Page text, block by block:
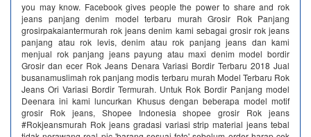
you may know. Facebook gives people the power to share and rok
jeans panjang denim model terbaru murah Grosir Rok Panjang
grosirpakaiantermurah rok jeans denim kami sebagai grosir rok jeans
panjang atau rok levis, denim atau rok panjang jeans dan kami
menjual rok panjang jeans payung atau maxi denim model bordir
Grosir dan ecer Rok Jeans Denara Variasi Bordir Terbaru 2018 Jual
busanamuslimah rok panjang modis terbaru murah Model Terbaru Rok
Jeans Ori Variasi Bordir Termurah. Untuk Rok Bordir Panjang model
Deenara ini kami luncurkan Khusus dengan beberapa model motif
grosir Rok jeans, Shopee Indonesia shopee grosir Rok jeans
#Rokjeansmurah Rok jeans gradasi variasi strip material jeans tebal